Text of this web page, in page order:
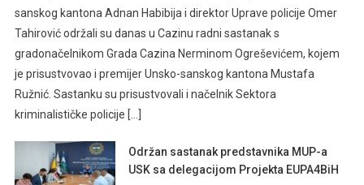
sanskog kantona Adnan Habibija i direktor Uprave policije Omer
Tahirović održali su danas u Cazinu radni sastanak s
gradonačelnikom Grada Cazina Nerminom Ogreševićem, kojem
je prisustvovao i premijer Unsko-sanskog kantona Mustafa
Ružnić. Sastanku su prisustvovali i načelnik Sektora
kriminalističke policije […]
Održan sastanak predstavnika MUP-a
USK sa delegacijom Projekta EUPA4BiH